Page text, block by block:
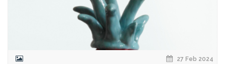
27 Feb 2024